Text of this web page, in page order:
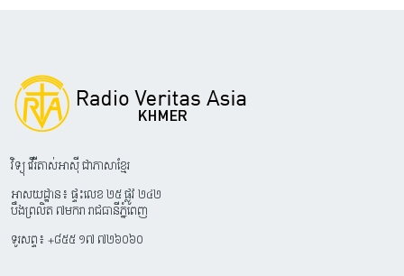
វិទ្យុ វើរីតាស់អាស៊ី ជាភាសាខ្មែរ
អាសយដ្ឋាន៖ ផ្ទះលេខ ២៥ ផ្លូវ ២៤២
បឹងព្រលិត ៧មករា រាជធានីភ្នំពេញ
ទូរសព្ទ៖ +៨៥៥ ១៧ ៧២៦០៦០